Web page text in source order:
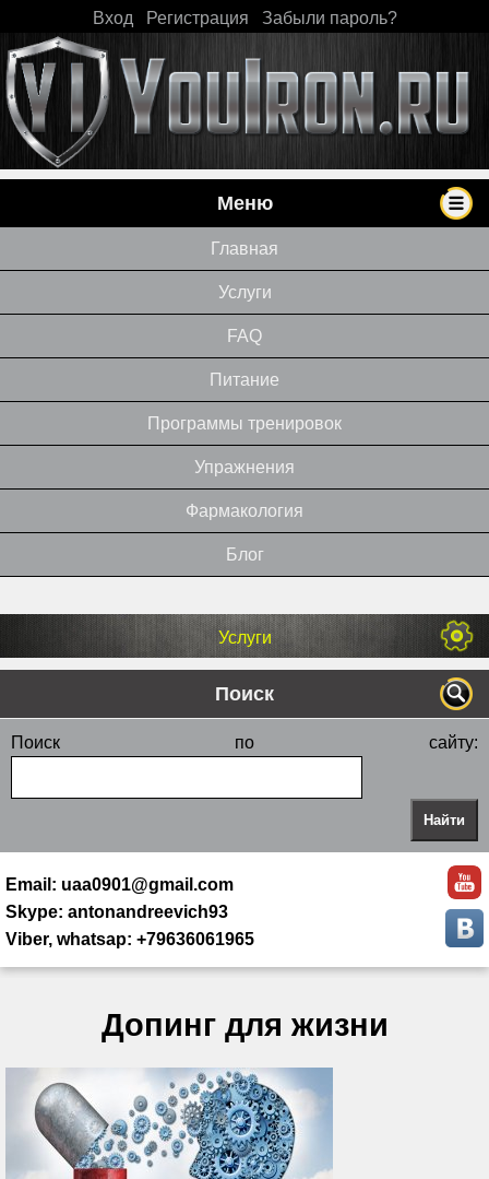
Вход Регистрация Забыли пароль?
Меню
Главная
Услуги
FAQ
Питание
Программы тренировок
Упражнения
Фармакология
Блог
Услуги
Поиск
Поиск по сайту:
Email: uaa0901@gmail.com
Skype: antonandreevich93
Viber, whatsap: +79636061965
Допинг для жизни